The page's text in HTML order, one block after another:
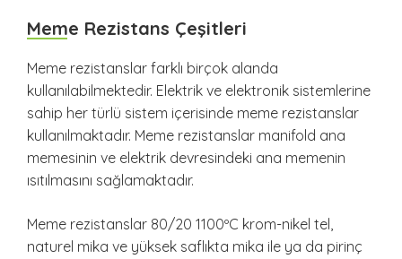
Meme Rezistans Çeşitleri
Meme rezistanslar farklı birçok alanda
kullanılabilmektedir. Elektrik ve elektronik sistemlerine
sahip her türlü sistem içerisinde meme rezistanslar
kullanılmaktadır. Meme rezistanslar manifold ana
memesinin ve elektrik devresindeki ana memenin
ısıtılmasını sağlamaktadır.
Meme rezistanslar 80/20 1100ºC krom-nikel tel,
naturel mika ve yüksek saflıkta mika ile ya da pirinç